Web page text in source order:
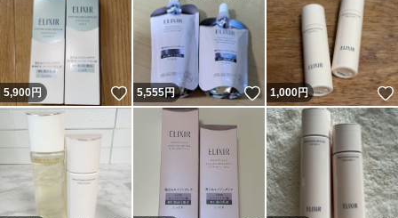
5,900円 いいね！
5,555円 いいね！
1,000円